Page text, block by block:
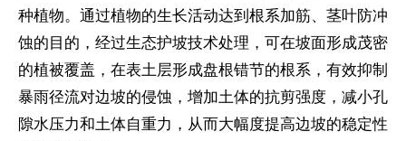
种植物。通过植物的生长活动达到根系加筋、茎叶防冲
蚀的目的，经过生态护坡技术处理，可在坡面形成茂密
的植被覆盖，在表土层形成盘根错节的根系，有效抑制
暴雨径流对边坡的侵蚀，增加土体的抗剪强度，减小孔
隙水压力和土体自重力，从而大幅度提高边坡的稳定性